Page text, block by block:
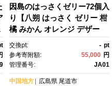
因島のはっさくゼリー72個入
り【八朔 はっさく ゼリー 柑
橘 みかん オレンジ デザー
ト スイーツ 人気 おすすめ 広
島県 尾道市】
交換pt: - pt
参考寄附額:
55,000 円
管理番号:
JA01
中国地方 広島県 尾道市